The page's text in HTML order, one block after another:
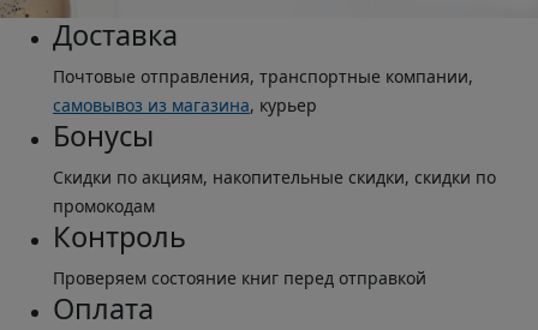
Доставка
Почтовые отправления, транспортные компании,
самовывоз из магазина, курьер
Бонусы
Скидки по акциям, накопительные скидки, скидки по
промокодам
Контроль
Проверяем состояние книг перед отправкой
Оплата